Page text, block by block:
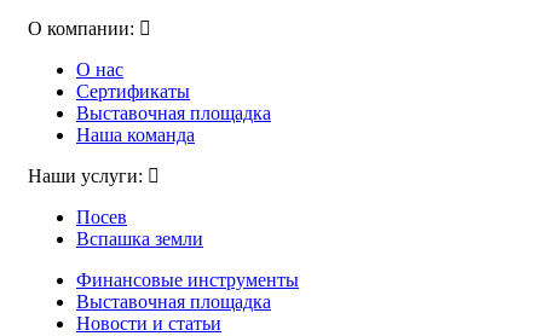
О компании:
О нас
Сертификаты
Выставочная площадка
Наша команда
Наши услуги:
Посев
Вспашка земли
Финансовые инструменты
Выставочная площадка
Новости и статьи